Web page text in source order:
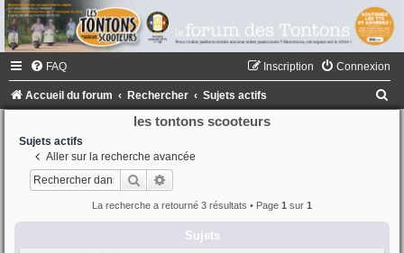
FAQ Connexion
Inscription
Accueil du forum Rechercher Sujets actifs
les tontons scooteurs
Sujets actifs
Aller sur la recherche avancée
Rechercher
La recherche a retourné 3 résultats • Page 1 sur 1
Sujets